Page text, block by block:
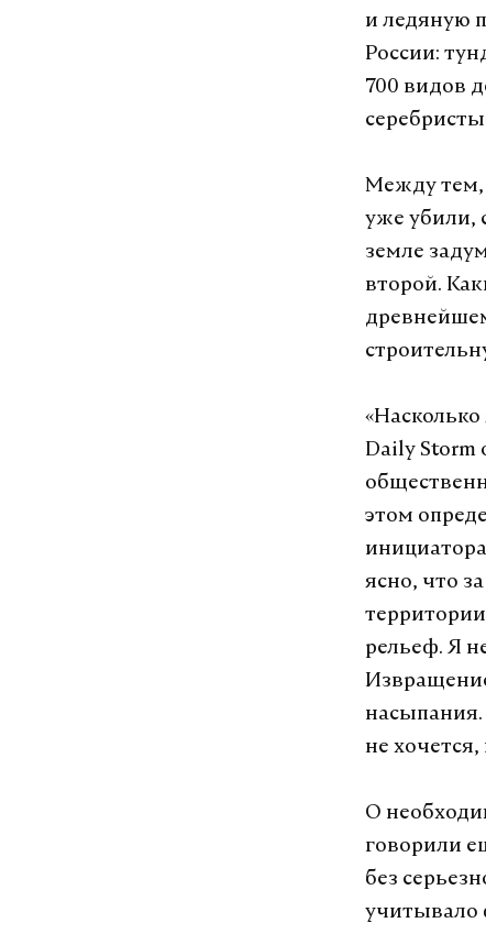
и ледяную
России:
700 видов
Между тем,
уже убили,
земле
второй.
Daily Storm
этом
ясно, что
рельеф. Я
не
О
говорили
без
учитывало